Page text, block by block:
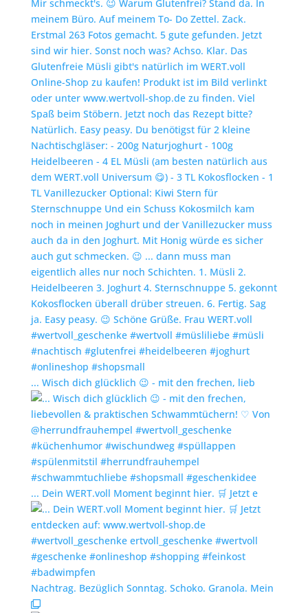
... Wisch dich glücklich 😉 - mit den frechen, lieb
... Dein WERT.voll Moment beginnt hier. 🛒 Jetzt e
Nachtrag. Bezüglich Sonntag. Schoko. Granola. Mein